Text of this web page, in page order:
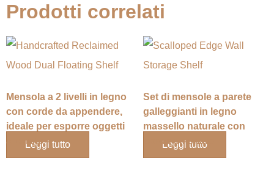
Prodotti correlati
Mensola a 2 livelli in legno
con corde da appendere,
ideale per esporre oggetti
a pareteLeggi tutto
Set di mensole a parete
galleggianti in legno
massello naturale con
bordo smerlato
Leggi tutto